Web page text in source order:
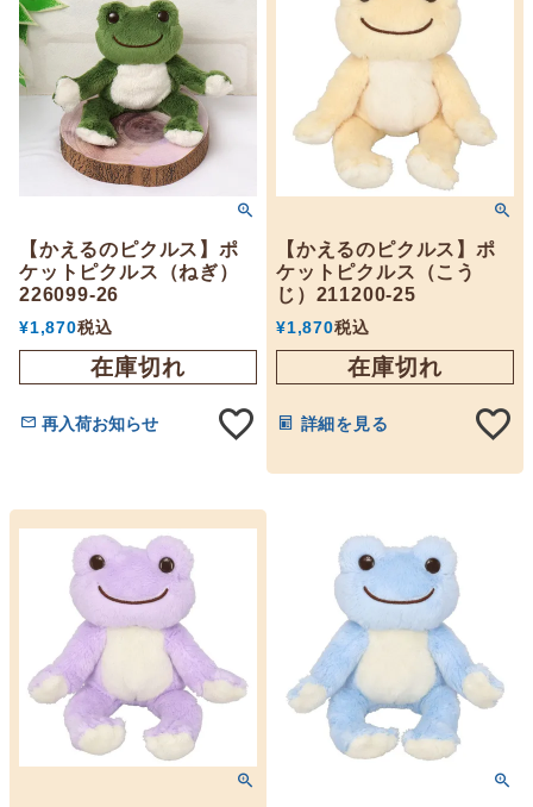
【かえるのピクルス】ポ
ケットピクルス（ねぎ）
226099-26
¥1,870税込
在庫切れ
再入荷お知らせ
【かえるのピクルス】ポ
ケットピクルス（こう
じ）211200-25
¥1,870税込
在庫切れ
詳細を見る